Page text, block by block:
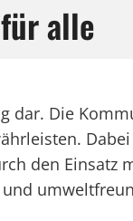
alle
dar. Die
den Einsatz